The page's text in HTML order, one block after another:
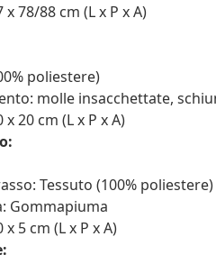
78/88 cm (L x P x A)
poliestere)
molle insacchettate,
20 cm (L x P x A)
Tessuto (100% poliestere)
Gommapiuma
5 cm (L x P x A)